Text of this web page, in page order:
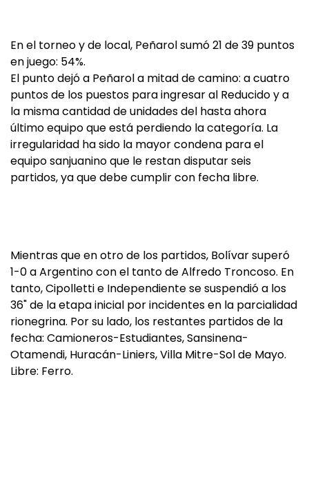
En el torneo y de local, Peñarol sumó 21 de 39 puntos
en juego: 54%.
El punto dejó a Peñarol a mitad de camino: a cuatro
puntos de los puestos para ingresar al Reducido y a
la misma cantidad de unidades del hasta ahora
último equipo que está perdiendo la categoría. La
irregularidad ha sido la mayor condena para el
equipo sanjuanino que le restan disputar seis
partidos, ya que debe cumplir con fecha libre.
Mientras que en otro de los partidos, Bolívar superó
1-0 a Argentino con el tanto de Alfredo Troncoso. En
tanto, Cipolletti e Independiente se suspendió a los
36" de la etapa inicial por incidentes en la parcialidad
rionegrina. Por su lado, los restantes partidos de la
fecha: Camioneros-Estudiantes, Sansinena-
Otamendi, Huracán-Liniers, Villa Mitre-Sol de Mayo.
Libre: Ferro.